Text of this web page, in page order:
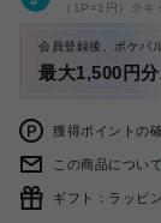
（1P=1円）※キ
会員登録後、ポケパ
最大1,500円
獲得ポイントの
この商品について
ギフト：ラッピ